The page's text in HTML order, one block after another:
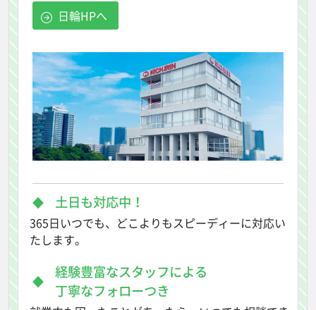
日輪HPへ
土日も対応中！
365日いつでも、どこよりもスピーディーに対応い
たします。
経験豊富なスタッフによる
丁寧なフォローつき